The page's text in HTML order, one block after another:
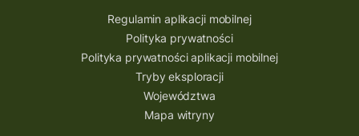
Regulamin aplikacji mobilnej
Polityka prywatności
Polityka prywatności aplikacji mobilnej
Tryby eksploracji
Województwa
Mapa witryny